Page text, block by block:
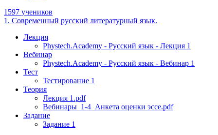
1597 учеников
1. Современный русский литературный язык.
Лекция
Phystech.Academy - Русский язык - Лекция 1
Вебинар
Phystech.Academy - Русский язык - Вебинар 1
Тест
Тестирование 1
Теория
Лекция 1.pdf
Вебинары_1-4_Анкета оценки эссе.pdf
Задание
Задание 1